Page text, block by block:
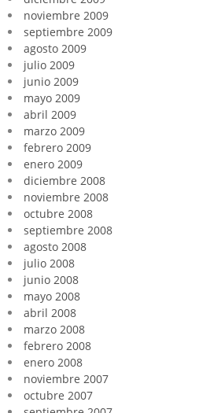
noviembre 2009
septiembre 2009
agosto 2009
julio 2009
junio 2009
mayo 2009
abril 2009
marzo 2009
febrero 2009
enero 2009
diciembre 2008
noviembre 2008
octubre 2008
septiembre 2008
agosto 2008
julio 2008
junio 2008
mayo 2008
abril 2008
marzo 2008
febrero 2008
enero 2008
noviembre 2007
octubre 2007